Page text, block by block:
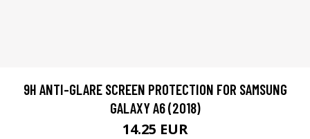
9H ANTI-GLARE SCREEN PROTECTION FOR SAMSUNG
GALAXY A6 (2018)
14.25 EUR